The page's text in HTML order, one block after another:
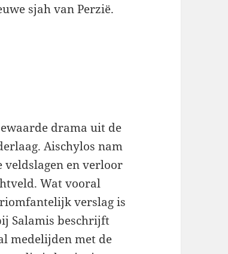
sjah van Perzië.
drama uit de
Aischylos nam
veldslagen en verloor
Wat vooral
verslag is
Salamis beschrijft
medelijden met de